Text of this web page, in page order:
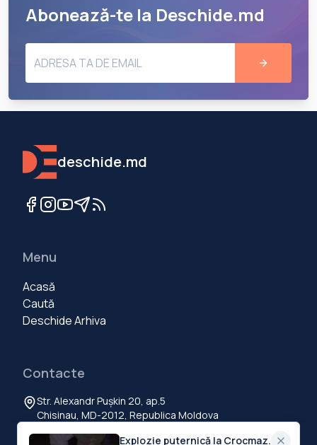
Abonează-te la Deschide.md
deschide.md
Menu
Acasă
Caută
Deschide Arhiva
Contacte
Str. Alexandr Pușkin 20, ap.5
Chisinau, MD-2012, Republica Moldova
Explozie puternică la Crocmaz.